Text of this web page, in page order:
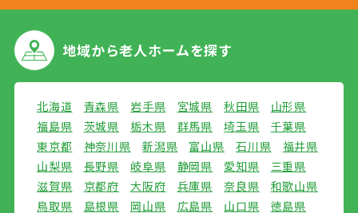
地域から老人ホームを探す
北海道 青森県 岩手県 宮城県 秋田県
山形県
福島県
茨城県 栃木県 群馬県 埼玉県
千葉県
東京都
神奈川県 新潟県 富山県 石川県
福井県
山梨県
長野県 岐阜県 静岡県 愛知県
三重県
滋賀県
京都府 大阪府 兵庫県 奈良県
和歌山県
鳥取県
島根県 岡山県 広島県 山口県
徳島県